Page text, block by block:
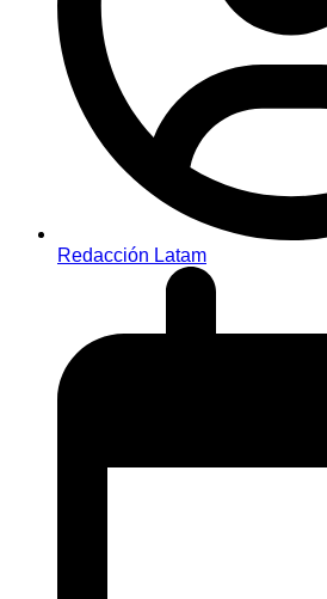
Redacción Latam